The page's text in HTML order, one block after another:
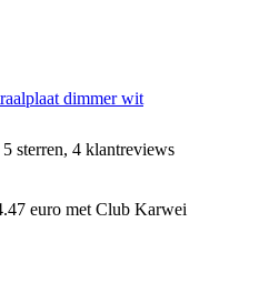
dimmer wit
sterren, 4 klantreviews
euro met Club Karwei